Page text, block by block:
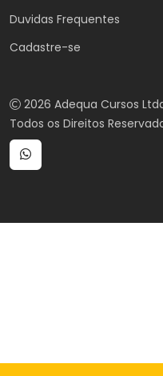
Duvidas Frequentes
Cadastre-se
2026 Adequa Cursos
Todos os Direitos